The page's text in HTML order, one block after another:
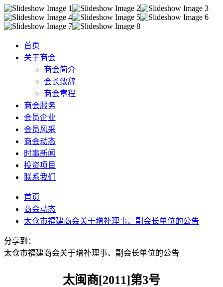
首页
关于商会
商会简介
会长致辞
商会章程
商会服务
会员企业
会员风采
商会动态
时事新闻
投资项目
联系我们
首页
商会动态
太仓市福建商会关于增补理事、副会长单位的公告
分享到：
太仓市福建商会关于增补理事、副会长单位的公告
太闽商[2011]第3号